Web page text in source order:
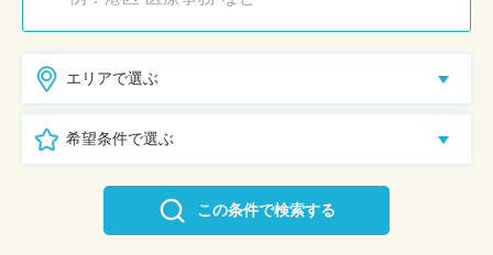
エリアで選ぶ
希望条件で選ぶ
この条件で検索する